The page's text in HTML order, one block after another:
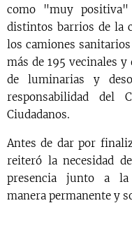
como "muy
distintos barrios de la
los camiones
más de 195 vecinales
de luminarias y
responsabilidad del
Ciudadanos.
Antes de dar por
reiteró la necesidad
presencia junto a la
manera permanente y